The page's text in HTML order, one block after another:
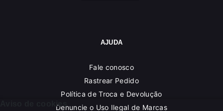
Aviso de cookies
AJUDA
Fale conosco
Rastrear Pedido
Política de Troca e Devolução
Denuncie o Uso Ilegal de Marcas